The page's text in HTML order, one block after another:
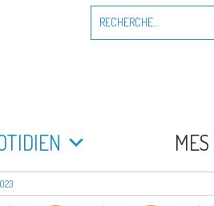
pour
MES